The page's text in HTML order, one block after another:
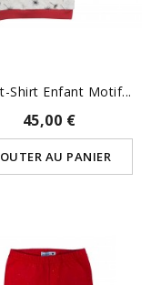
Shirt Enfant Motif...
45,00 €
AU PANIER